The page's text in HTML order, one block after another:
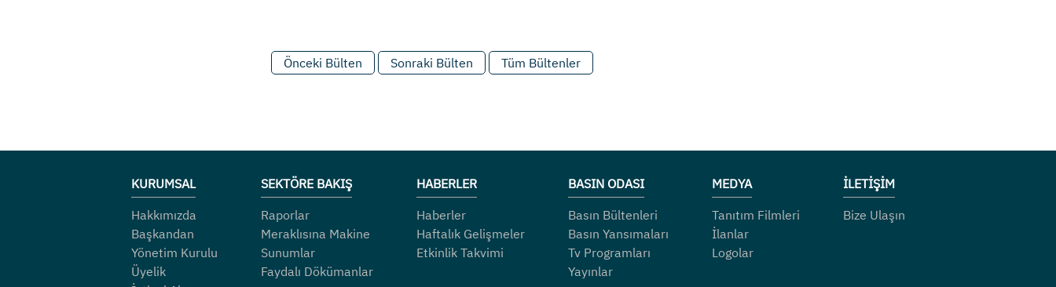
Önceki Bülten Sonraki Bülten Tüm Bültenler
KURUMSAL
Hakkımızda
Başkandan
Yönetim Kurulu
Üyelik
SEKTÖRE BAKIŞ
Raporlar
Meraklısına Makine
Sunumlar
Faydalı Dökümanlar
HABERLER
Haberler
Haftalık Gelişmeler
Etkinlik Takvimi
BASIN ODASI
Basın Bültenleri
Basın Yansımaları
Tv Programları
Yayınlar
MEDYA
Tanıtım Filmleri
İlanlar
Logolar
İLETİŞİM
Bize Ulaşın